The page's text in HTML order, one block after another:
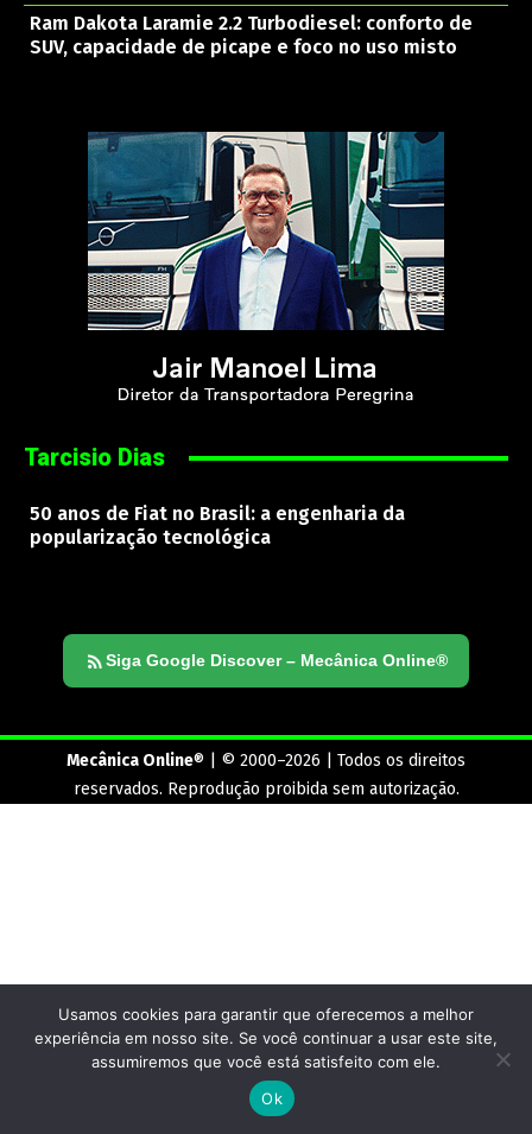
Ram Dakota Laramie 2.2 Turbodiesel: conforto de
SUV, capacidade de picape e foco no uso misto
Tarcisio Dias
50 anos de Fiat no Brasil: a engenharia da
popularização tecnológica
Siga Google Discover – Mecânica Online®
Mecânica Online® | © 2000–2026 | Todos os direitos
reservados. Reprodução proibida sem autorização.
Usamos cookies para garantir que oferecemos a melhor
experiência em nosso site. Se você continuar a usar este site,
assumiremos que você está satisfeito com ele.
Ok